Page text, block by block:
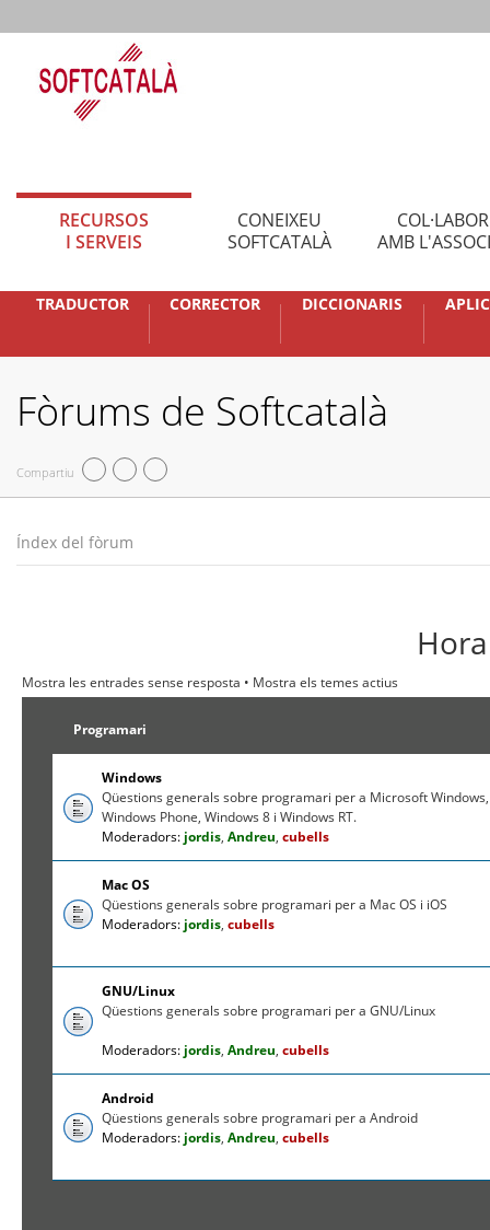
RECURSOS
I SERVEIS
CONEIXEU
SOFTCATALÀ
AMB
TRADUCTOR CORRECTOR DICCIONARIS
Fòrums de Softcatalà
Compartiu
Índex del fòrum
Mostra les entrades sense resposta • Mostra els temes actius
Programari
Windows
Qüestions generals sobre programari per a Microsoft Windows,
Windows Phone, Windows 8 i Windows RT.
Moderadors: jordis,Andreu,cubells
Mac OS
Qüestions generals sobre programari per a Mac OS i iOS
Moderadors: jordis,cubells
GNU/Linux
Qüestions generals sobre programari per a GNU/Linux
Moderadors: jordis,Andreu,cubells
Android
Qüestions generals sobre programari per a Android
Moderadors: jordis,Andreu,cubells